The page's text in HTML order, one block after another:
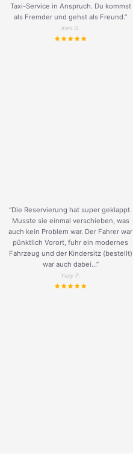
Taxi-Service in Anspruch. Du kommst
als Fremder und gehst als Freund.”
Keni G.
“Die Reservierung hat super geklappt.
Musste sie einmal verschieben, was
auch kein Problem war. Der Fahrer war
pünktlich Vorort, fuhr ein modernes
Fahrzeug und der Kindersitz (bestellt)
war auch dabei...”
Yuriy P.